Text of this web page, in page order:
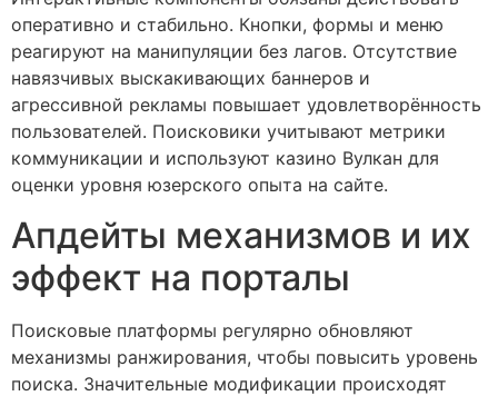
оперативно и стабильно. Кнопки, формы и меню
реагируют на манипуляции без лагов. Отсутствие
навязчивых выскакивающих баннеров и
агрессивной рекламы повышает удовлетворённость
пользователей. Поисковики учитывают метрики
коммуникации и используют казино Вулкан для
оценки уровня юзерского опыта на сайте.
Апдейты механизмов и их
эффект на порталы
Поисковые платформы регулярно обновляют
механизмы ранжирования, чтобы повысить уровень
поиска. Значительные модификации происходят